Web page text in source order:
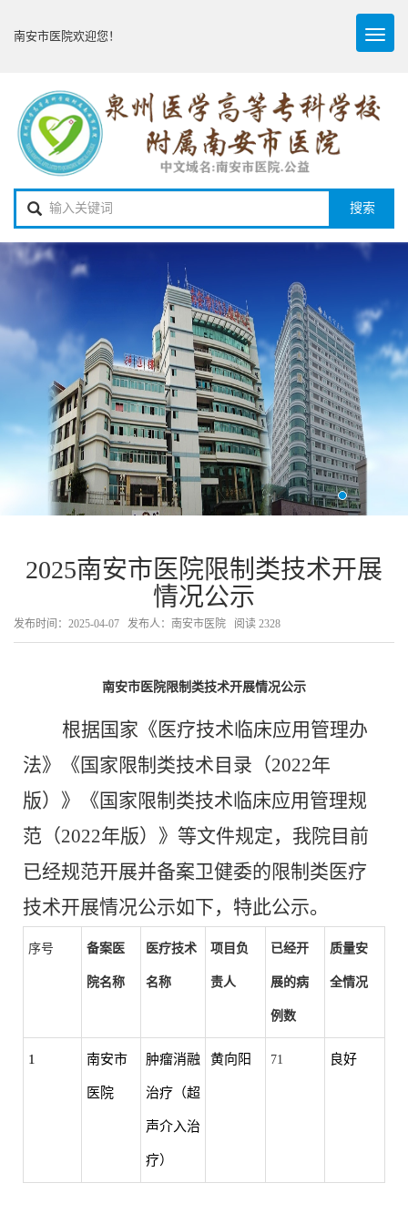
南安市医院欢迎您！
搜索
2025南安市医院限制类技术开展
情况公示
发布时间：2025-04-07 发布人：南安市医院 阅读 2328
南安市医院限制类技术开展情况公示
根据国家《医疗技术临床应用管理办
法》《国家限制类技术目录（2022年
版）》《国家限制类技术临床应用管理规
范（2022年版）》等文件规定，我院目前
已经规范开展并备案卫健委的限制类医疗
技术开展情况公示如下，特此公示。
序号 备案医
院名称
医疗技术
名称
项目负
责人
已经开
展的病
例数
质量安
全情况
1 南安市
医院
肿瘤消融
治疗（超
声介入治
疗）
黄向阳 71 良好